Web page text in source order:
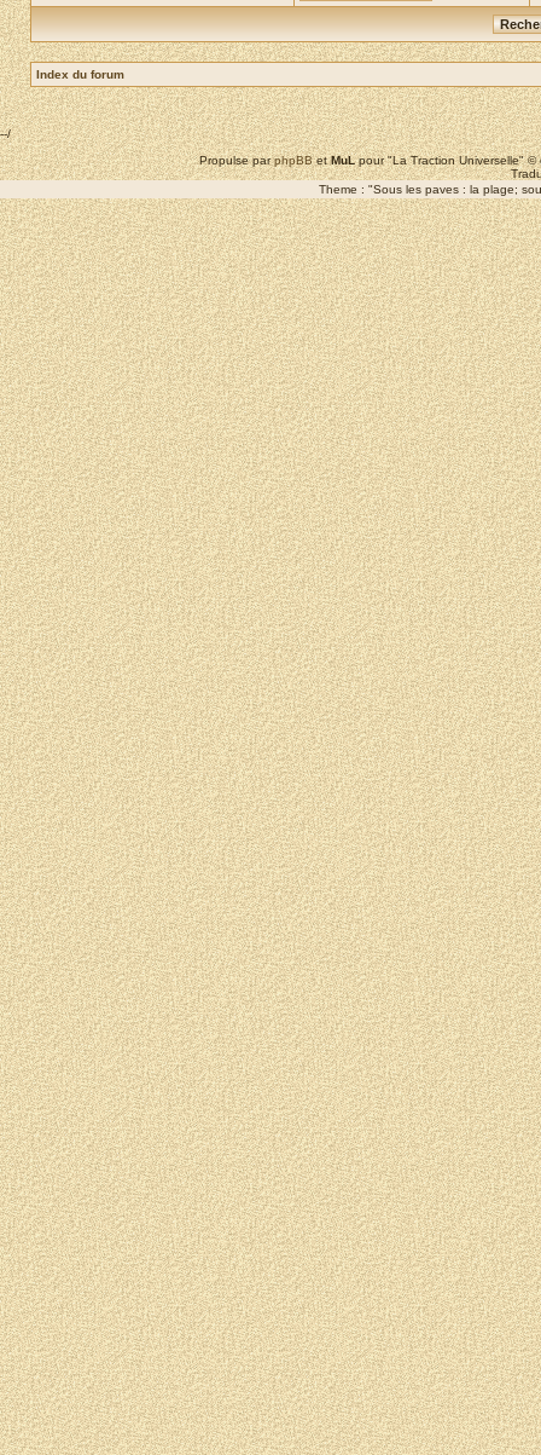
Index du forum
--/
Propulse parphpBBetMuLpour "La Traction Universelle"
Theme : "Sous les paves : la plage;